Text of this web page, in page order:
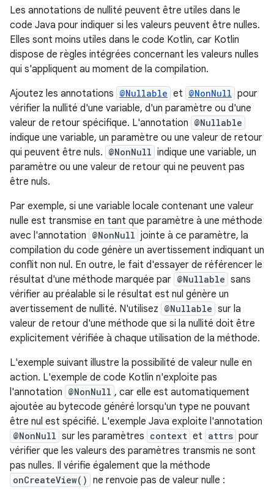
Les annotations de nullité peuvent être utiles dans le
code Java pour indiquer si les valeurs peuvent être nulles.
Elles sont moins utiles dans le code Kotlin, car Kotlin
dispose de règles intégrées concernant les valeurs nulles
qui s'appliquent au moment de la compilation.
Ajoutez les annotations @Nullable et @NonNull pour
vérifier la nullité d'une variable, d'un paramètre ou d'une
valeur de retour spécifique. L'annotation @Nullable
indique une variable, un paramètre ou une valeur de retour
qui peuvent être nuls. @NonNull indique une variable, un
paramètre ou une valeur de retour qui ne peuvent pas
être nuls.
Par exemple, si une variable locale contenant une valeur
nulle est transmise en tant que paramètre à une méthode
avec l'annotation @NonNull jointe à ce paramètre, la
compilation du code génère un avertissement indiquant un
conflit non nul. En outre, le fait d'essayer de référencer le
résultat d'une méthode marquée par @Nullable sans
vérifier au préalable si le résultat est nul génère un
avertissement de nullité. N'utilisez @Nullable sur la
valeur de retour d'une méthode que si la nullité doit être
explicitement vérifiée à chaque utilisation de la méthode.
L'exemple suivant illustre la possibilité de valeur nulle en
action. L'exemple de code Kotlin n'exploite pas
l'annotation @NonNull , car elle est automatiquement
ajoutée au bytecode généré lorsqu'un type ne pouvant
être nul est spécifié. L'exemple Java exploite l'annotation
@NonNull sur les paramètres context et attrs pour
vérifier que les valeurs des paramètres transmis ne sont
pas nulles. Il vérifie également que la méthode
onCreateView() ne renvoie pas de valeur nulle :